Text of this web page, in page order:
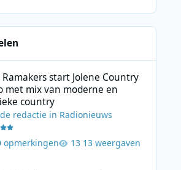
Ramakers start Jolene Country
met mix van moderne en
country
de redactiein Radionieuws
opmerkingen 13 weergaven